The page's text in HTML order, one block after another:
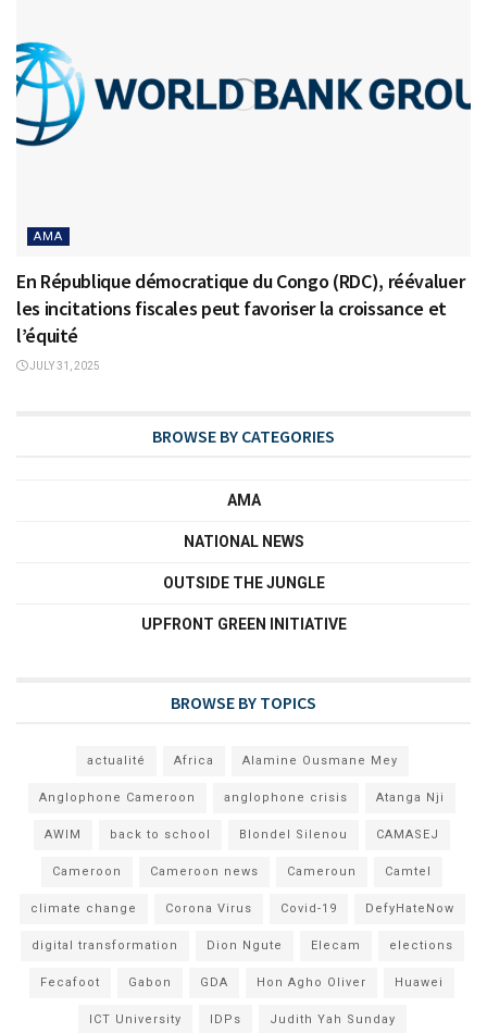
AMA
En République démocratique du Congo (RDC), réévaluer
les incitations fiscales peut favoriser la croissance et
l’équité
JULY 31, 2025
BROWSE BY CATEGORIES
AMA
NATIONAL NEWS
OUTSIDE THE JUNGLE
UPFRONT GREEN INITIATIVE
BROWSE BY TOPICS
actualité Africa Alamine Ousmane Mey
Anglophone Cameroon anglophone crisis Atanga Nji
AWIM back to school Blondel Silenou CAMASEJ
Cameroon Cameroon news Cameroun Camtel
climate change Corona Virus Covid-19 DefyHateNow
digital transformation Dion Ngute Elecam elections
Fecafoot Gabon GDA Hon Agho Oliver Huawei
ICT University IDPs Judith Yah Sunday